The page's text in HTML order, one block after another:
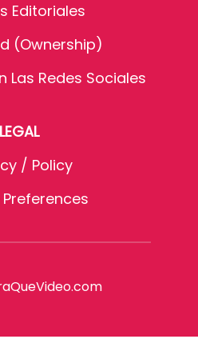
Editoriales
(Ownership)
Las Redes Sociales
LEGAL
/ Policy